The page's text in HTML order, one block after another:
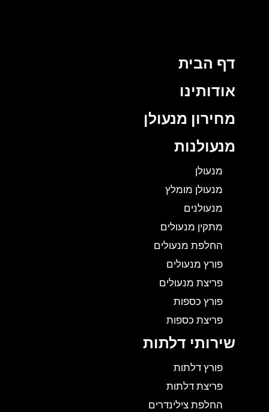
דף הבית
אודותינו
מחירון מנעולן
מנעולנות
מנעולן
מנעולן מומלץ
מנעולנים
מתקין מנעולים
החלפת מנעולים
פורץ מנעולים
פריצת מנעולים
פורץ כספות
פריצת כספות
שירותי דלתות
פורץ דלתות
פריצת דלתות
החלפת צילינדרים